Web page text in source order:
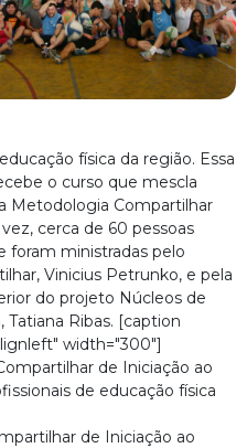
física da região. Essa
o curso que mescla
Metodologia Compartilhar
cerca de 60 pessoas
foram ministradas pelo
Vinicius Petrunko, e pela
do projeto Núcleos de
Tatiana Ribas. [caption
width="300"]
de Iniciação ao